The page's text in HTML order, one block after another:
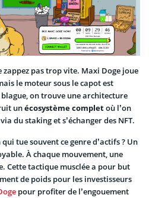
zappez pas trop vite. Maxi Doge joue
le moteur sous le capot est
on trouve une architecture
unécosystème completoù l’on
du staking et s’échanger des NFT.
tue souvent ce genre d’actifs ? Un
À chaque mouvement, une
Cette tactique musclée a pour but
de poids pour les investisseurs
pour profiter de l’engouement